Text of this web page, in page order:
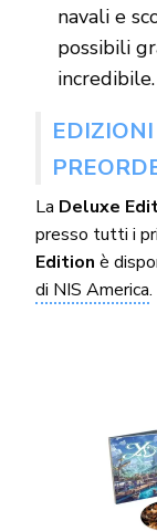
navali e
possibili
incredibile.
La Deluxe
presso tutti i
Edition è
di NIS America.